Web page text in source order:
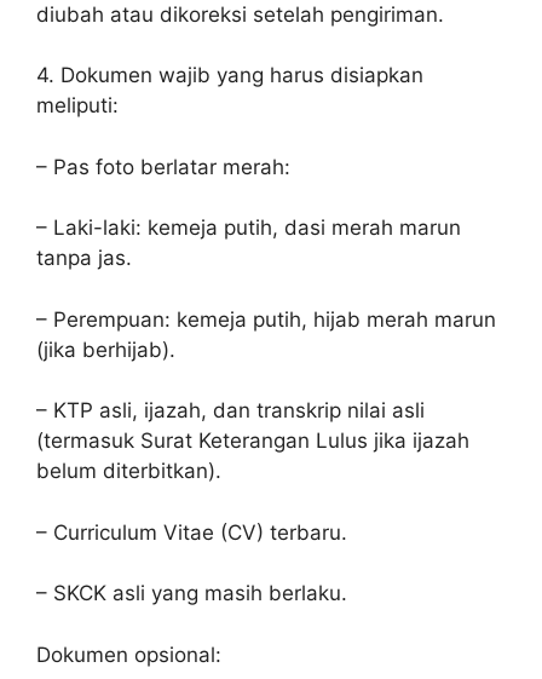
diubah atau dikoreksi setelah pengiriman.
4. Dokumen wajib yang harus disiapkan
meliputi:
– Pas foto berlatar merah:
– Laki-laki: kemeja putih, dasi merah marun
tanpa jas.
– Perempuan: kemeja putih, hijab merah marun
(jika berhijab).
– KTP asli, ijazah, dan transkrip nilai asli
(termasuk Surat Keterangan Lulus jika ijazah
belum diterbitkan).
– Curriculum Vitae (CV) terbaru.
– SKCK asli yang masih berlaku.
Dokumen opsional: